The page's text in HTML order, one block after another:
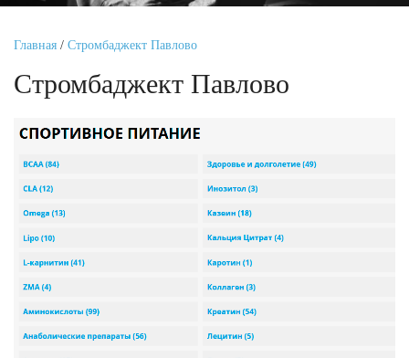
Главная / Стромбаджект Павлово
Стромбаджект Павлово